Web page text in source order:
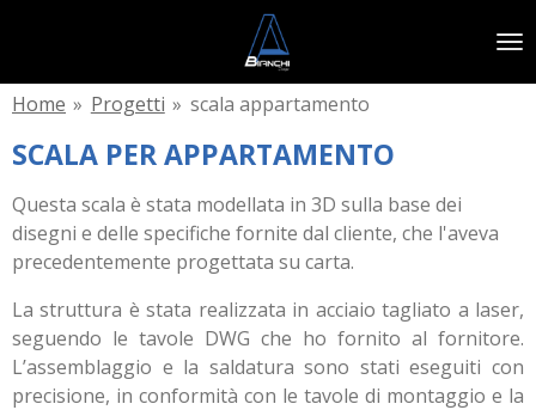
contenuto
principale
Home » Progetti » scala appartamento
SCALA PER APPARTAMENTO
Questa scala è stata modellata in 3D sulla base dei
disegni e delle specifiche fornite dal cliente, che l'aveva
precedentemente progettata su carta.
La struttura è stata realizzata in acciaio tagliato a laser,
seguendo le tavole DWG che ho fornito al fornitore.
L’assemblaggio e la saldatura sono stati eseguiti con
precisione, in conformità con le tavole di montaggio e la